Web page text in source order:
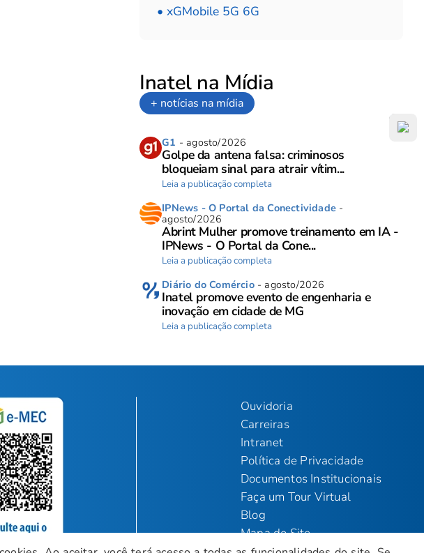
• xGMobile 5G 6G
Inatel na Mídia
+ notícias na mídia
G1 - agosto/2026
Golpe da antena falsa: criminosos
bloqueiam sinal para atrair vítim...
Leia a publicação completa
IPNews - O Portal da Conectividade -
agosto/2026
Abrint Mulher promove treinamento em IA -
IPNews - O Portal da Cone...
Leia a publicação completa
Diário do Comércio- agosto/2026
Inatel promove evento de engenharia e
inovação em cidade de MG
Leia a publicação completa
Ouvidoria
Carreiras
Intranet
Política de Privacidade
Documentos Institucionais
Faça um Tour Virtual
Blog
Mapa do Site